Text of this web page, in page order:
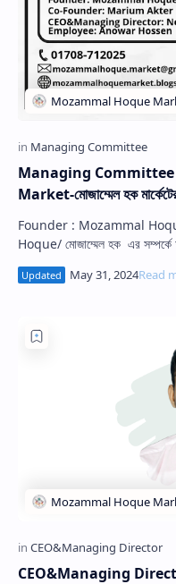
Managing
Market-মোজাম্মেল হক মার্কেটের
Founder : Mozammal Hoque See more info about Mozammal
Hoque/ মোজাম্মেল হক এর
CEO&Managing